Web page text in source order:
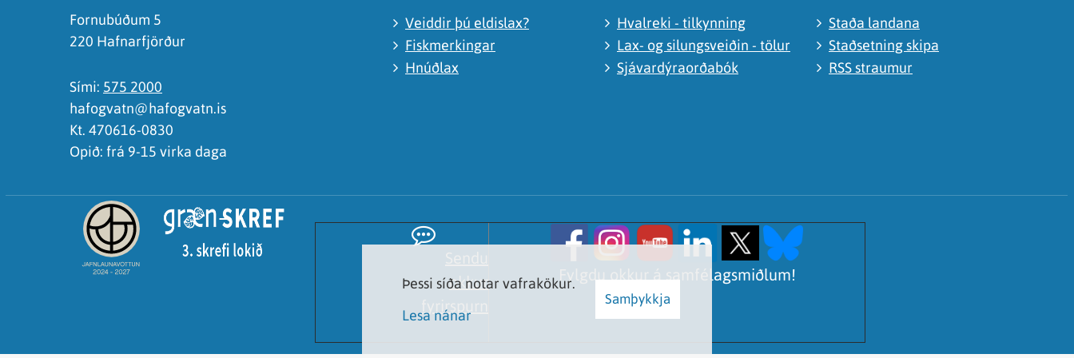
Fornubúðum 5
220 Hafnarfjörður
Sími: 575 2000
hafogvatn@hafogvatn.is
Kt. 470616-0830
Opið: frá 9-15 virka daga
Veiddir þú eldislax?
Fiskmerkingar
Hnúðlax
Hvalreki - tilkynning
Lax- og silungsveiðin - tölur
Sjávardýraorðabók
Staða landana
Staðsetning skipa
RSS straumur
okkur
fyrirspurn
Fylgdu okkur á samfélagsmiðlum!
Þessi síða notar vafrakökur.
Lesa nánar
Samþykkja